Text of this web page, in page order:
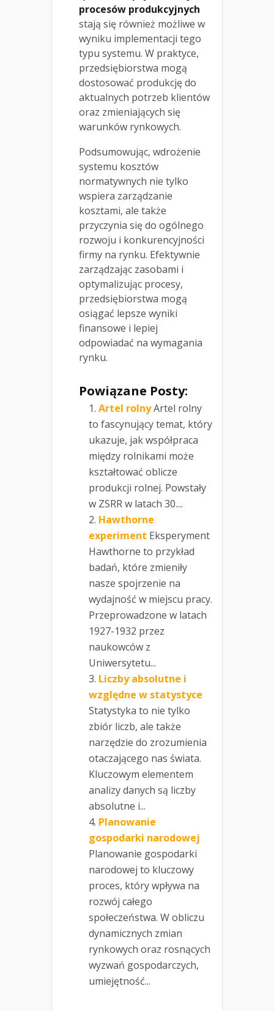
procesów produkcyjnych
stają się również możliwe w
wyniku implementacji tego
typu systemu. W praktyce,
przedsiębiorstwa mogą
dostosować produkcję do
aktualnych potrzeb klientów
oraz zmieniających się
warunków rynkowych.
Podsumowując, wdrożenie
systemu kosztów
normatywnych nie tylko
wspiera zarządzanie
kosztami, ale także
przyczynia się do ogólnego
rozwoju i konkurencyjności
firmy na rynku. Efektywnie
zarządzając zasobami i
optymalizując procesy,
przedsiębiorstwa mogą
osiągać lepsze wyniki
finansowe i lepiej
odpowiadać na wymagania
rynku.
Powiązane Posty:
Artel rolnyArtel rolny
to fascynujący temat, który
ukazuje, jak współpraca
między rolnikami może
kształtować oblicze
produkcji rolnej. Powstały
w ZSRR w latach 30....
Hawthorne
experiment Eksperyment
Hawthorne to przykład
badań, które zmieniły
nasze spojrzenie na
wydajność w miejscu pracy.
Przeprowadzone w latach
1927-1932 przez
naukowców z
Uniwersytetu...
Liczby absolutne i
względne w statystyce
Statystyka to nie tylko
zbiór liczb, ale także
narzędzie do zrozumienia
otaczającego nas świata.
Kluczowym elementem
analizy danych są liczby
absolutne i...
Planowanie
gospodarki narodowej
Planowanie gospodarki
narodowej to kluczowy
proces, który wpływa na
rozwój całego
społeczeństwa. W obliczu
dynamicznych zmian
rynkowych oraz rosnących
wyzwań gospodarczych,
umiejętność...